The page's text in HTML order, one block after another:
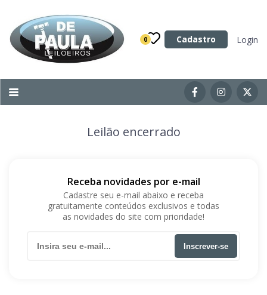
0 Cadastro Login
Categoria
Imóveis
Acessórios para Veículos
Máquinas
Leilão encerrado
Receba novidades por e-mail
Cadastre seu e-mail abaixo e receba
gratuitamente conteúdos exclusivos e todas
as novidades do site com prioridade!
Inscrever-se